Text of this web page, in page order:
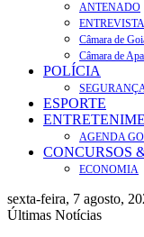
ANTENADO
ENTREVISTA
Câmara de
Câmara de
POLÍCIA
ESPORTE
AGENDA
CONCURSOS
ECONOMIA
sexta-feira, 7 agosto,
Últimas Notícias